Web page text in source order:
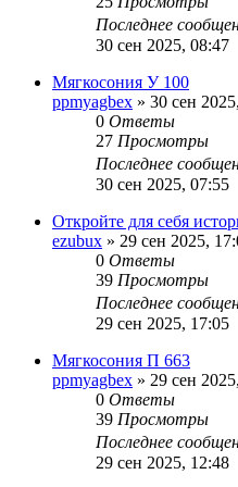
Последнее
30 сен 2025, 08:47
Мягкосония У 100
ppmyagbex » 30 сен
0 Ответы
27 Просмотры
Последнее
30 сен 2025, 07:55
Откройте для себя
ezubux » 29 сен 2025,
0 Ответы
39 Просмотры
Последнее
29 сен 2025, 17:05
Мягкосония П 663
ppmyagbex » 29 сен
0 Ответы
39 Просмотры
Последнее
29 сен 2025, 12:48